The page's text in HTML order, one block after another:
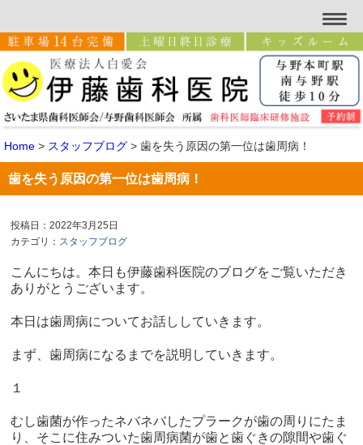
Home > スタッフブログ > 歯を失う原因の第一位は歯周病！
歯を失う原因の第一位は歯周病！
投稿日：2022年3月25日
カテゴリ： スタッフブログ
こんにちは。本日も伊藤歯科医院のブログをご覧いただき
ありがとうございます。
本日は歯周病についてお話ししていきます。
まず、歯周病になるまでを説明していきます。
１
むし歯菌が作ったネバネバしたプラークが歯の周りにたま
り、そこに住みついた歯周病菌が歯と歯ぐきの隙間や歯ぐ